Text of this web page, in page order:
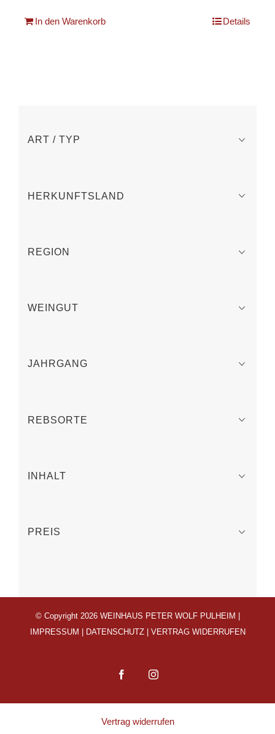
In den Warenkorb Details
ART / TYP
HERKUNFTSLAND
REGION
WEINGUT
JAHRGANG
REBSORTE
INHALT
PREIS
© Copyright 2026 WEINHAUS PETER WOLF PULHEIM |
IMPRESSUM | DATENSCHUTZ| VERTRAG WIDERRUFEN
FacebookInstagram
Vertrag widerrufen